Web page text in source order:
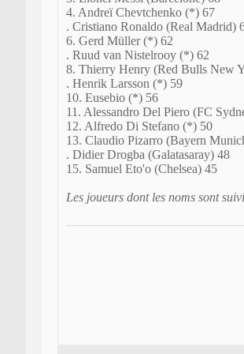
4. Andreï Chevtchenko (*) 67
. Cristiano Ronaldo (Real Madrid)
6. Gerd Müller (*) 62
. Ruud van Nistelrooy (*) 62
8. Thierry Henry (Red Bulls New
. Henrik Larsson (*) 59
10. Eusebio (*) 56
11. Alessandro Del Piero (FC
12. Alfredo Di Stefano (*) 50
13. Claudio Pizarro (Bayern
. Didier Drogba (Galatasaray) 48
15. Samuel Eto'o (Chelsea) 45
Les joueurs dont les noms sont